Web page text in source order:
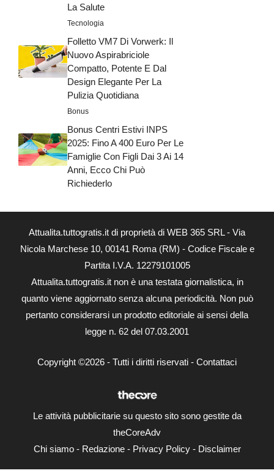
La Salute
Tecnologia
Folletto VM7 Di Vorwerk: Il
Nuovo Aspirabriciole
Compatto, Potente E Dal
Design Elegante Per La
Pulizia Quotidiana
Bonus
Bonus Centri Estivi INPS
2025: Fino A 400 Euro Per Le
Famiglie Con Figli Dai 3 Ai 14
Anni, Ecco Chi Può
Richiederlo
Attualita.tuttogratis.it di proprietà di WEB 365 SRL - Via
Nicola Marchese 10, 00141 Roma (RM) - Codice Fiscale e
Partita I.V.A. 12279101005
Attualita.tuttogratis.it non è una testata giornalistica, in
quanto viene aggiornato senza alcuna periodicità. Non può
pertanto considerarsi un prodotto editoriale ai sensi della
legge n. 62 del 07.03.2001
Copyright ©2026 - Tutti i diritti riservati - Contattaci
Le attività pubblicitarie su questo sito sono gestite da
theCoreAdv
Chi siamo- Redazione- Privacy Policy- Disclaimer